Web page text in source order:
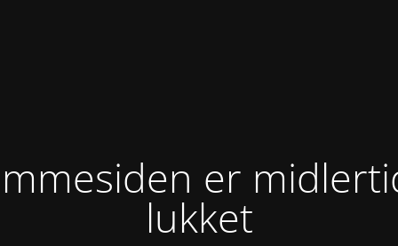
er
lukket